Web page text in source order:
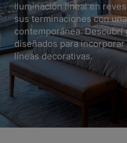
iluminación lineal en
sus terminaciones con
contemporánea.
diseñados para
líneas decorativas.